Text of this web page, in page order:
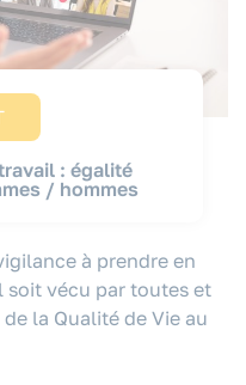
: égalité
/ hommes
à prendre en
vécu par toutes et
la Qualité de Vie au